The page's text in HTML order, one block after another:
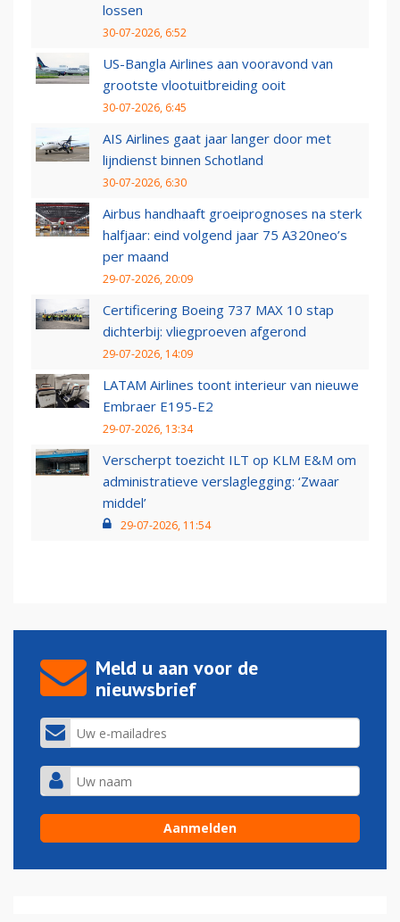
lossen
30-07-2026, 6:52
US-Bangla Airlines aan vooravond van
grootste vlootuitbreiding ooit
30-07-2026, 6:45
AIS Airlines gaat jaar langer door met
lijndienst binnen Schotland
30-07-2026, 6:30
Airbus handhaaft groeiprognoses na sterk
halfjaar: eind volgend jaar 75 A320neo’s
per maand
29-07-2026, 20:09
Certificering Boeing 737 MAX 10 stap
dichterbij: vliegproeven afgerond
29-07-2026, 14:09
LATAM Airlines toont interieur van nieuwe
Embraer E195-E2
29-07-2026, 13:34
Verscherpt toezicht ILT op KLM E&M om
administratieve verslaglegging: ‘Zwaar
middel’
29-07-2026, 11:54
Meld u aan voor de
nieuwsbrief